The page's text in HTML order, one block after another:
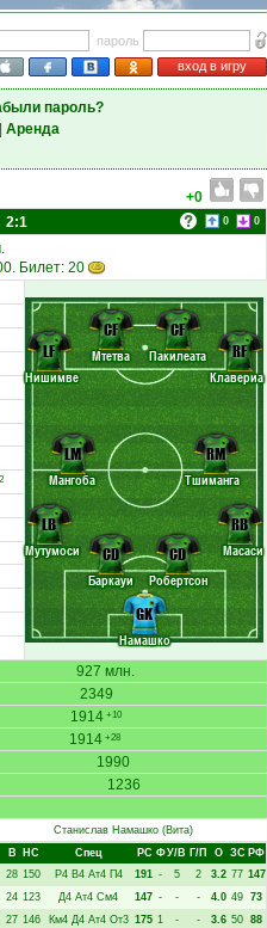
пароль
вход в игру
пароль?
Аренда
+0
2:1 0 0
Билет: 20
Намашко
Мутумоси
Баркауи
Робертсон
Масаси
Мангоба Тшиманга
Нишимве
Мтетва
Пакилеата
Клавериа
GK
LB
CD
CD
RB
LM RM
LF
CF
CF
RF
2
927 млн.
2349
1914 +10
1914 +28
1990
1236
Станислав Намашко (Вита)
В НC Спец РC ФУ/В Г/П О ЗС РФ
28 150 Р4 В4 Ат4 П4 191 - 5 2 3.2 77 147
24 123 Д4 Ат4 См4 147 - - - 4.0 49 73
27 146 Км4 Д4 Ат4 От3 175 1 - - 3.6 50 88